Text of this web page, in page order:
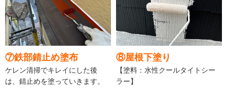
⑦鉄部錆止め塗布
ケレン清掃でキレイにした後
は、錆止めを塗っていきます。
⑧屋根下塗り
【塗料：水性クールタイトシー
ラー】